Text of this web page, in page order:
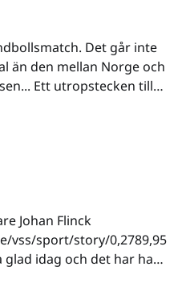
Det går inte
än den mellan Norge och
till
använda sina
Johan Flinck
vss/sport/story/0,2789,95
idag och det har han
tog en fin skalp